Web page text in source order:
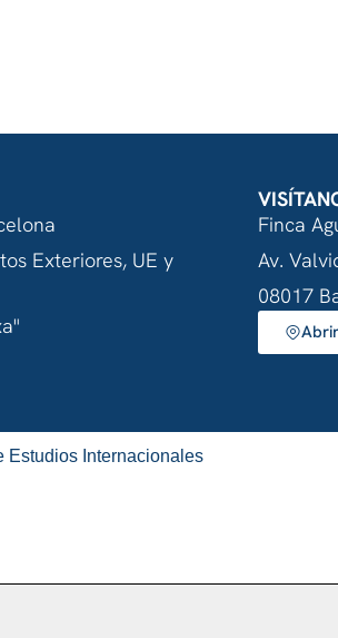
Exteriores, UE y
Finca
Av.
08017
Estudios Internacionales